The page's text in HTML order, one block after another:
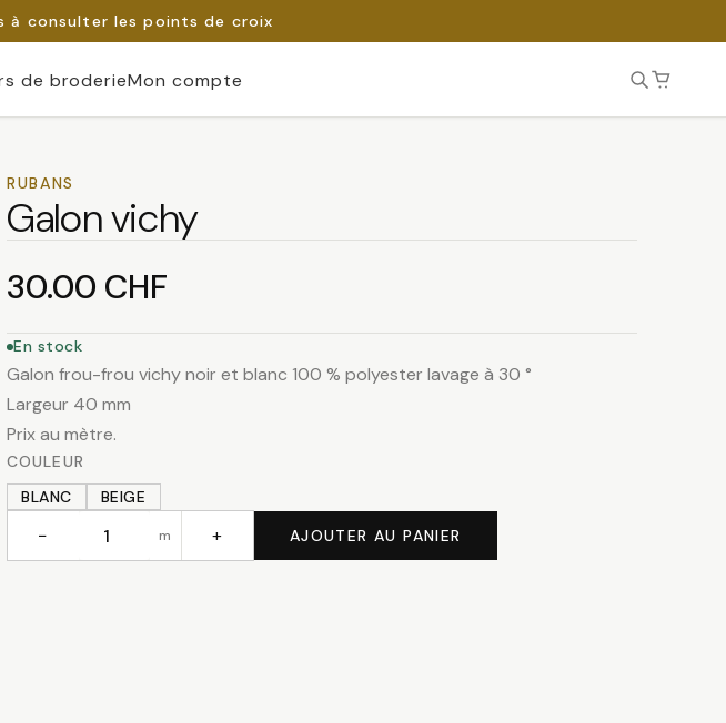
à consulter les points de croix
de broderieMon compte
RUBANS
Galon vichy
30.00 CHF
En stock
Galon frou-frou vichy noir et blanc 100 % polyester lavage à 30 °
Largeur 40 mm
Prix au mètre.
COULEUR
BLANC
BEIGE
− m + AJOUTER AU PANIER